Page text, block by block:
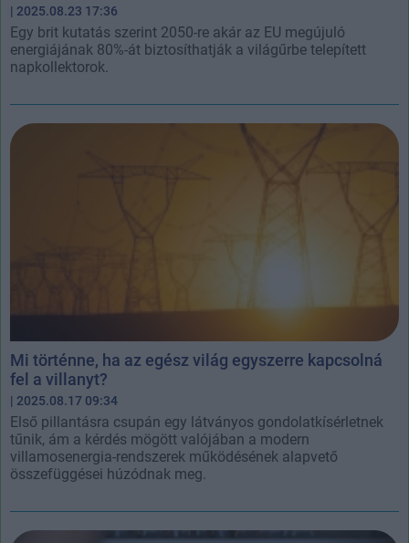
| 2025.08.23 17:36
Egy brit kutatás szerint 2050-re akár az EU megújuló
energiájának 80%-át biztosíthatják a világűrbe telepített
napkollektorok.
Mi történne, ha az egész világ egyszerre kapcsolná
fel a villanyt?
| 2025.08.17 09:34
Első pillantásra csupán egy látványos gondolatkísérletnek
tűnik, ám a kérdés mögött valójában a modern
villamosenergia-rendszerek működésének alapvető
összefüggései húzódnak meg.